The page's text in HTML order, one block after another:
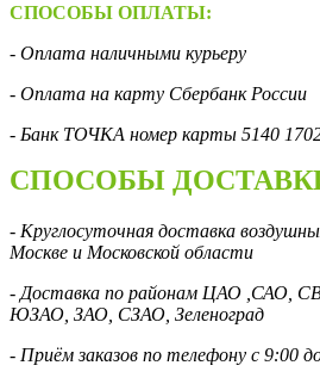
СПОСОБЫ ОПЛАТЫ:
- Оплата наличными курьеру
- Оплата на карту Сбербанк России
- Банк ТОЧКА номер карты 5140
СПОСОБЫ
- Круглосуточная доставка
Москве и Московской области
- Доставка по районам ЦАО ,САО,
ЮЗАО, ЗАО, СЗАО, Зеленоград
- Приём заказов по телефону с 9:00